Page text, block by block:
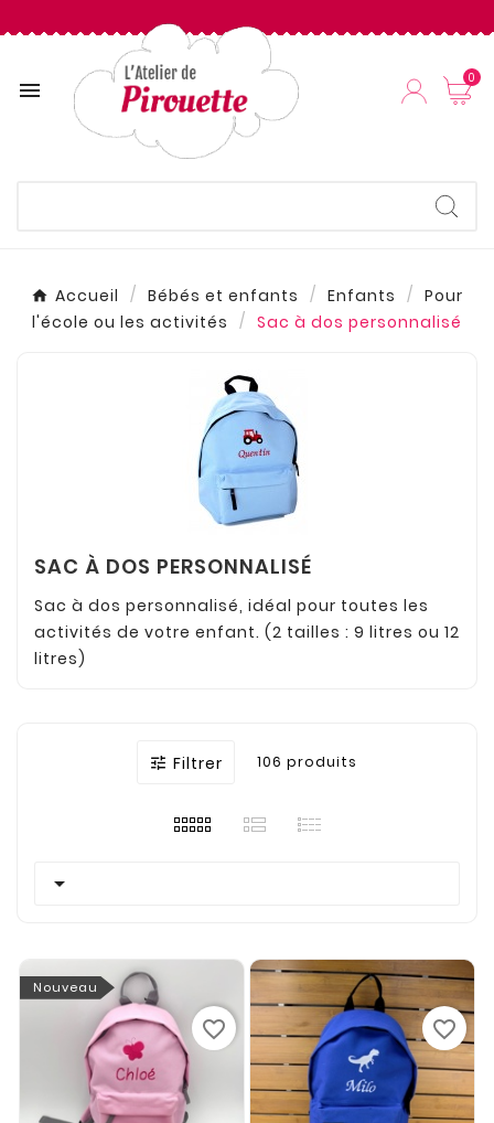
 0
Accueil Bébés et enfants Enfants
Pour
l'école ou les activités
Sac à dos personnalisé
SAC À DOS PERSONNALISÉ
Sac à dos personnalisé, idéal pour toutes les
activités de votre enfant. (2 tailles : 9 litres ou 12
litres)
 Filtrer 106 produits

Nouveau
favorite_border favorite_border